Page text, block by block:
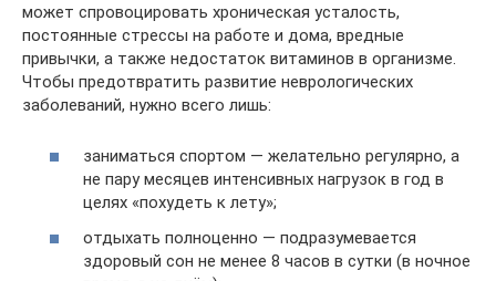
может спровоцировать хроническая усталость,
постоянные стрессы на работе и дома, вредные
привычки, а также недостаток витаминов в организме.
Чтобы предотвратить развитие неврологических
заболеваний, нужно всего лишь:
заниматься спортом — желательно регулярно, а
не пару месяцев интенсивных нагрузок в год в
целях «похудеть к лету»;
отдыхать полноценно — подразумевается
здоровый сон не менее 8 часов в сутки (в ночное